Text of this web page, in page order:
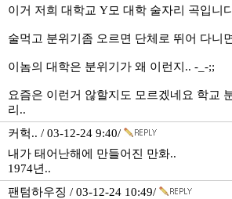
이거 저희 대학교 Y모 대학 술자리 곡입니
술먹고 분위기좀 오르면 단체로 뛰어 다니
이놈의 대학은 분위기가 왜 이런지.. -_-;;
요즘은 이런거 않할지도 모르겠네요 학교
리..
커헉.. / 03-12-24 9:40/
내가 태어난해에 만들어진 만화..
1974년..
팬텀하우징 / 03-12-24 10:49/